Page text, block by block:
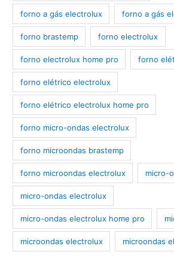
forno a gás electrolux forno a gás
forno brastemp forno electrolux
forno electrolux home pro forno
forno elétrico electrolux
forno elétrico electrolux home pro
forno micro-ondas electrolux
forno microondas brastemp
forno microondas electrolux micro-
micro-ondas electrolux
micro-ondas electrolux home pro
microondas electrolux microondas